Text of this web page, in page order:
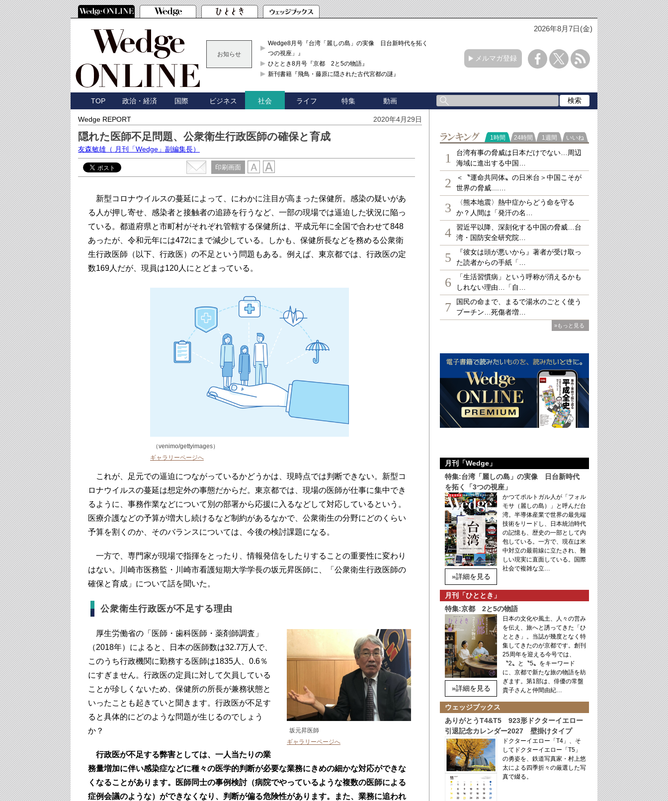
2026年8月7日(金)
お知らせ
Wedge8月号『台湾「麗しの島」の実像 日台新時代を拓く「3
つの視座」』
ひととき8月号『京都 2と5の物語』
新刊書籍『飛鳥・藤原に隠された古代宮都の謎』
メルマガ登録
TOP 政治・経済 国際 ビジネス 社会 ライフ 特集 動画
Wedge REPORT 2020年4月29日
隠れた医師不足問題、公衆衛生行政医師の確保と育成
友森敏雄 （ 月刊「Wedge」副編集長）
印刷画面
新型コロナウイルスの蔓延によって、にわかに注目が高まった保健所。感染の疑いがあ
る人が押し寄せ、感染者と接触者の追跡を行うなど、一部の現場では逼迫した状況に陥っ
ている。都道府県と市町村がそれぞれ管轄する保健所は、平成元年に全国で合わせて848
あったが、令和元年には472にまで減少している。しかも、保健所長などを務める公衆衛
生行政医師（以下、行政医）の不足という問題もある。例えば、東京都では、行政医の定
数169人だが、現員は120人にとどまっている。
（venimo/gettyimages）
ギャラリーページへ
これが、足元での逼迫につながっているかどうかは、現時点では判断できない。新型コ
ロナウイルスの蔓延は想定外の事態だからだ。東京都では、現場の医師が仕事に集中でき
るように、事務作業などについて別の部署から応援に入るなどして対応しているという。
医療介護などの予算が増大し続けるなど制約があるなかで、公衆衛生の分野にどのくらい
予算を割くのか、そのバランスについては、今後の検討課題になる。
一方で、専門家が現場で指揮をとったり、情報発信をしたりすることの重要性に変わり
はない。川崎市医務監・川崎市看護短期大学学長の坂元昇医師に、「公衆衛生行政医師の
確保と育成」について話を聞いた。
公衆衛生行政医が不足する理由
坂元昇医師
ギャラリーページへ
厚生労働省の「医師・歯科医師・薬剤師調査」
（2018年）によると、日本の医師数は32.7万人で、
このうち行政機関に勤務する医師は1835人、0.6％
にすぎません。行政医の定員に対して欠員している
ことが珍しくないため、保健所の所長が兼務状態と
いったことも起きていと聞きます。行政医が不足す
ると具体的にどのような問題が生じるのでしょう
か？
行政医が不足する弊害としては、一人当たりの業
務量増加に伴い感染症などに種々の医学的判断が必要な業務にきめの細かな対応ができな
くなることがあります。医師同士の事例検討（病院でやっているような複数の医師による
症例会議のような）ができなくなり、判断が偏る危険性があります。また、業務に追われ
ランキング
1時間 24時間 1週間 いいね
1
台湾有事の脅威は日本だけでない…周辺
海域に進出する中国…
2
＜〝運命共同体〟の日米台＞中国こそが
世界の脅威....…
3
〈熊本地震〉熱中症からどう命を守る
か？人間は「発汗の名…
4
習近平以降、深刻化する中国の脅威…台
湾・国防安全研究院…
5
『彼女は頭が悪いから』著者が受け取っ
た読者からの手紙「…
6
「生活習慣病」という呼称が消えるかも
しれない理由…「自…
7
国民の命まで、まるで湯水のごとく使う
プーチン…死傷者増…
»もっと見る
月刊「Wedge」
特集:台湾「麗しの島」の実像 日台新時代
を拓く「3つの視座」
»詳細を見る
かつてポルトガル人が「フォル
モサ（麗しの島）」と呼んだ台
湾。半導体産業で世界の最先端
技術をリードし、日本統治時代
の記憶も、歴史の一部として内
包している。一方で、現在は米
中対立の最前線に立たされ、難
しい現実に直面している。国際
社会で複雑な立…
月刊「ひととき」
特集:京都 2と5の物語
»詳細を見る
日本の文化や風土、人々の営み
を伝え、旅へと誘ってきた「ひ
ととき」。当誌が幾度となく特
集してきたのが京都です。創刊
25周年を迎える今号では、
〝2〟と〝5〟をキーワード
に、京都で新たな旅の物語を紡
ぎます。第1部は、俳優の常盤
貴子さんと仲間由紀…
ウェッジブックス
ありがとうT4&T5 923形ドクターイエロー
引退記念カレンダー2027 壁掛けタイプ
ドクターイエロー「T4」、そ
してドクターイエロー「T5」
の勇姿を、鉄道写真家・村上悠
太による四季折々の厳選した写
真で綴る。